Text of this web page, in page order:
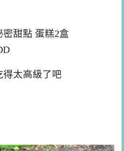
甜點 蛋糕2盒
得太高級了吧